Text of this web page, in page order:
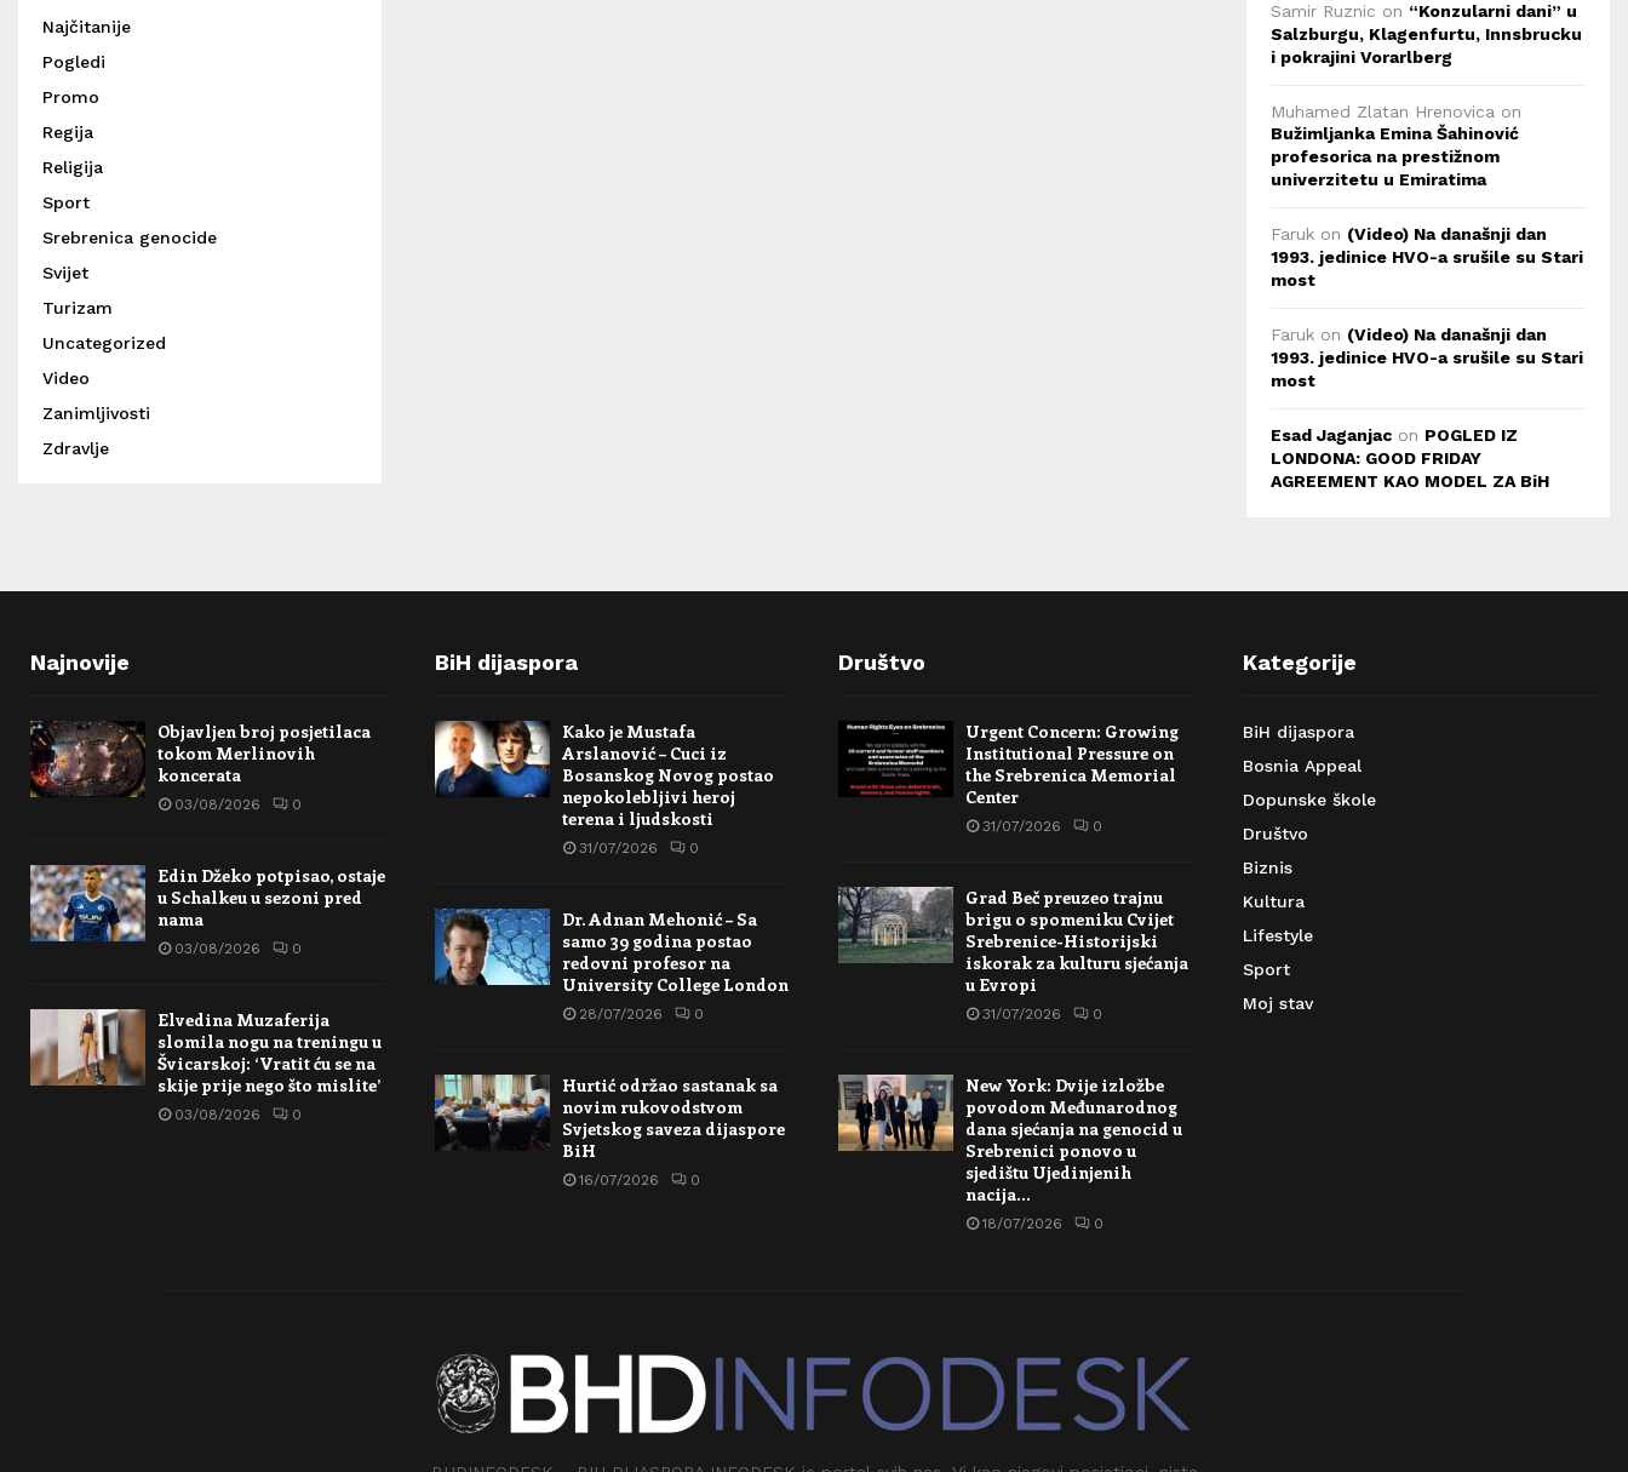
Najčitanije
Pogledi
Promo
Regija
Religija
Sport
Srebrenica genocide
Svijet
Turizam
Uncategorized
Video
Zanimljivosti
Zdravlje
Samir Ruznic on “Konzularni dani” u
Salzburgu, Klagenfurtu, Innsbrucku
i pokrajini Vorarlberg
Muhamed Zlatan Hrenovica on
Bužimljanka Emina Šahinović
profesorica na prestižnom
univerzitetu u Emiratima
Faruk on (Video) Na današnji dan
1993. jedinice HVO-a srušile su Stari
most
Faruk on (Video) Na današnji dan
1993. jedinice HVO-a srušile su Stari
most
Esad Jaganjac on POGLED IZ
LONDONA: GOOD FRIDAY
AGREEMENT KAO MODEL ZA BiH
Najnovije
Objavljen broj posjetilaca
tokom Merlinovih
koncerata
03/08/2026 0
Edin Džeko potpisao, ostaje
u Schalkeu u sezoni pred
nama
03/08/2026 0
Elvedina Muzaferija
slomila nogu na treningu u
Švicarskoj: ‘Vratit ću se na
skije prije nego što mislite’
03/08/2026 0
BiH dijaspora
Kako je Mustafa
Arslanović – Cuci iz
Bosanskog Novog postao
nepokolebljivi heroj
terena i ljudskosti
31/07/2026 0
Dr. Adnan Mehonić – Sa
samo 39 godina postao
redovni profesor na
University College London
28/07/2026 0
Hurtić održao sastanak sa
novim rukovodstvom
Svjetskog saveza dijaspore
BiH
16/07/2026 0
Društvo
Urgent Concern: Growing
Institutional Pressure on
the Srebrenica Memorial
Center
31/07/2026 0
Grad Beč preuzeo trajnu
brigu o spomeniku Cvijet
Srebrenice-Historijski
iskorak za kulturu sjećanja
u Evropi
31/07/2026 0
New York: Dvije izložbe
povodom Međunarodnog
dana sjećanja na genocid u
Srebrenici ponovo u
sjedištu Ujedinjenih
nacija…
18/07/2026 0
Kategorije
BiH dijaspora
Bosnia Appeal
Dopunske škole
Društvo
Biznis
Kultura
Lifestyle
Sport
Moj stav